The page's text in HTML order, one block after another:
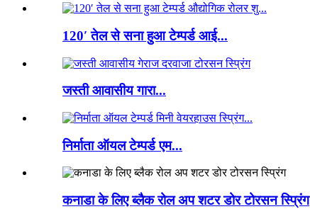
120′ तेल से सना हुआ टेम्पर्ड आई...
जस्ती आवासीय गारा...
निर्माता ऑयल टेम्पर्ड एम...
कनाडा के लिए ब्लैक रोल अप शटर डोर टोरसन स्प्रिंग